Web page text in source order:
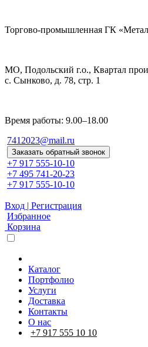
Торгово-промышленная ГК
МО, Подольский г.о., Квартал
с. Сынково, д. 78, стр. 1
Время работы: 9.00–18.00
7412023@mail.ru
Заказать обратный звонок
+7 917 555-10-10
+7 495 741-20-23
+7 917 555-10-10
Вход | Регистрация
Избранное
Корзина
Каталог
Портфолио
Услуги
Доставка
Контакты
О нас
+7 917 555 10 10